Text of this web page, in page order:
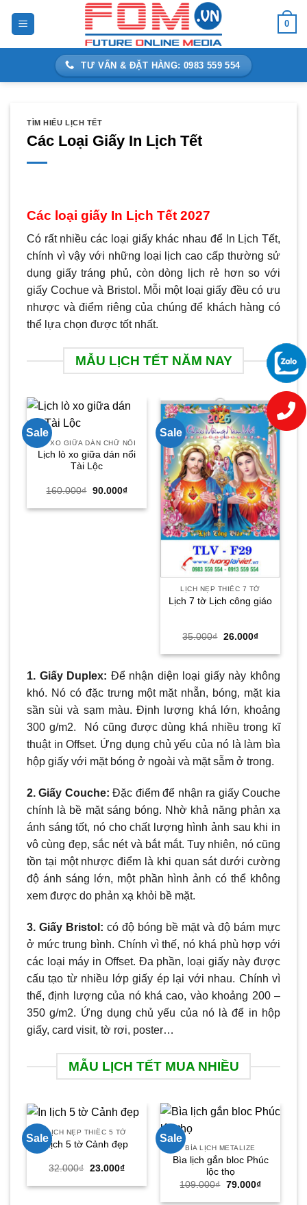
0
TƯ VẤN & ĐẶT HÀNG: 0983 559 554
TÌM HIỂU LỊCH TẾT
Các Loại Giấy In Lịch Tết
Các loại giấy In Lịch Tết 2027
Có rất nhiều các loại giấy khác nhau để In Lịch Tết,
chính vì vậy với những loại lịch cao cấp thường sử
dụng giấy tráng phủ, còn dòng lịch rẻ hơn so với
giấy Cochue và Bristol. Mỗi một loại giấy đều có ưu
nhược và điểm riêng của chúng để khách hàng có
thể lựa chọn được tốt nhất.
MẪU LỊCH TẾT NĂM NAY
Sale
LÒ XO GIỮA DÁN CHỮ NỔI
Lịch lò xo giữa dán nổi
Tài Lộc
160.000₫ Giá
là:
90.000₫Giá
tại
90.000₫.
Sale
LỊCH NẸP THIẾC 7 TỜ
Lịch 7 tờ Lịch công giáo
35.000₫ Giá
là:
26.000₫Giá
tại
26.000₫.
1. Giấy Duplex: Để nhận diện loại giấy này không
khó. Nó có đặc trưng một mặt nhẵn, bóng, mặt kia
sần sùi và sạm màu. Định lượng khá lớn, khoảng
300 g/m2. Nó cũng được dùng khá nhiều trong kĩ
thuật in Offset. Ứng dụng chủ yếu của nó là làm bìa
hộp giấy với mặt bóng ở ngoài và mặt sẫm ở trong.
2. Giấy Couche: Đặc điểm để nhận ra giấy Couche
chính là bề mặt sáng bóng. Nhờ khả năng phản xạ
ánh sáng tốt, nó cho chất lượng hình ảnh sau khi in
vô cùng đẹp, sắc nét và bắt mắt. Tuy nhiên, nó cũng
tồn tại một nhược điểm là khi quan sát dưới cường
độ ánh sáng lớn, một phần hình ảnh có thể không
xem được do phản xạ khỏi bề mặt.
3. Giấy Bristol: có độ bóng bề mặt và độ bám mực
ở mức trung bình. Chính vì thế, nó khá phù hợp với
các loại máy in Offset. Đa phần, loại giấy này được
cấu tạo từ nhiều lớp giấy ép lại với nhau. Chính vì
thế, định lượng của nó khá cao, vào khoảng 200 –
350 g/m2. Ứng dụng chủ yếu của nó là để in hộp
giấy, card visit, tờ rơi, poster…
MẪU LỊCH TẾT MUA NHIỀU
Sale
LỊCH NẸP THIẾC 5 TỜ
Lịch 5 tờ Cảnh đẹp
32.000₫ Giá
là:
23.000₫Giá
tại
Sale
BÌA LỊCH METALIZE
Bìa lịch gắn bloc Phúc
lộc thọ
109.000₫ Giá
là:
79.000₫Giá
tại